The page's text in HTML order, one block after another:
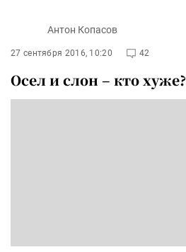
Антон Копасов
27 сентября 2016, 10:20 42
Осел и слон – кто хуже?